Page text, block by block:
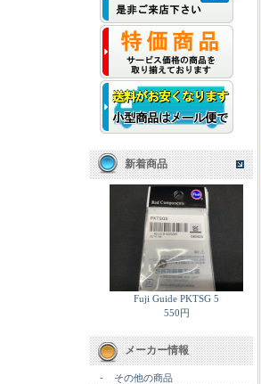
新着商品
Fuji Guide PKTSG 5
550円
メーカー情報
- その他の商品